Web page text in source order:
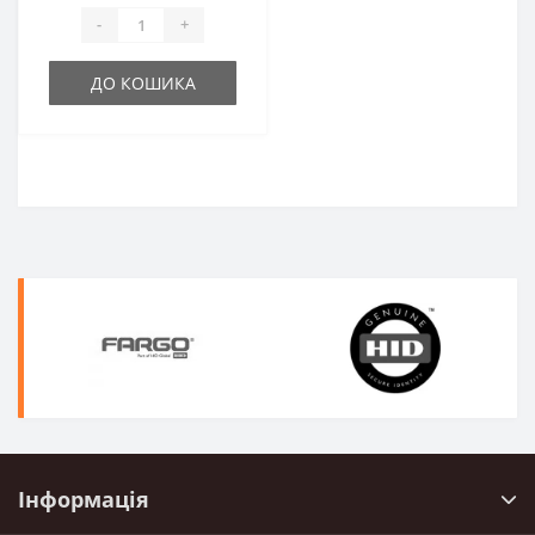
числі контактні дані. Ця інформація дозволяє АЗС
- +
ДО КОШИКА
Інформація